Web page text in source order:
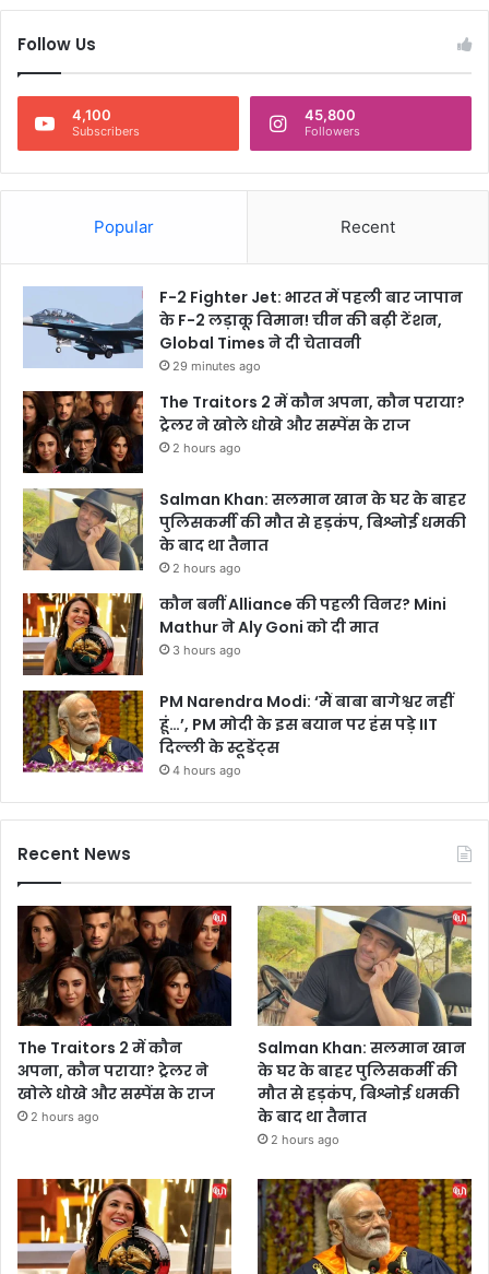
व
री
सि
घ
रों
में
ही
है
Follow Us
4,100
Subscribers
45,800
Followers
Popular Recent
F-2 Fighter Jet: भारत में पहली बार जापान
के F-2 लड़ाकू विमान! चीन की बढ़ी टेंशन,
Global Times ने दी चेतावनी
29 minutes ago
The Traitors 2 में कौन अपना, कौन पराया?
ट्रेलर ने खोले धोखे और सस्पेंस के राज
2 hours ago
Salman Khan: सलमान खान के घर के बाहर
पुलिसकर्मी की मौत से हड़कंप, बिश्नोई धमकी
के बाद था तैनात
2 hours ago
कौन बनीं Alliance की पहली विनर? Mini
Mathur ने Aly Goni को दी मात
3 hours ago
PM Narendra Modi: ‘मैं बाबा बागेश्वर नहीं
हूं…’, PM मोदी के इस बयान पर हंस पड़े IIT
दिल्ली के स्टूडेंट्स
4 hours ago
Recent News
The Traitors 2 में कौन
अपना, कौन पराया? ट्रेलर ने
खोले धोखे और सस्पेंस के राज
2 hours ago
Salman Khan: सलमान खान
के घर के बाहर पुलिसकर्मी की
मौत से हड़कंप, बिश्नोई धमकी
के बाद था तैनात
2 hours ago